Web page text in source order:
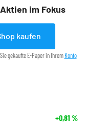
im Fokus
kaufen
gekaufte E-Paper in IhremKonto
+0,81 %